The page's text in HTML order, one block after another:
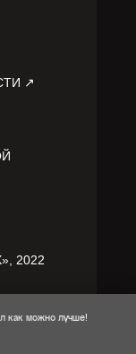
как можно лучше!
2022
↗